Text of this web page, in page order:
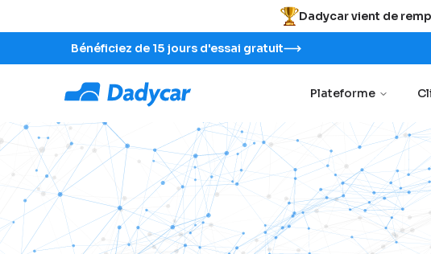
Dadycar vient de
Bénéficiez de 15 jours d'essai gratuit
Plateforme